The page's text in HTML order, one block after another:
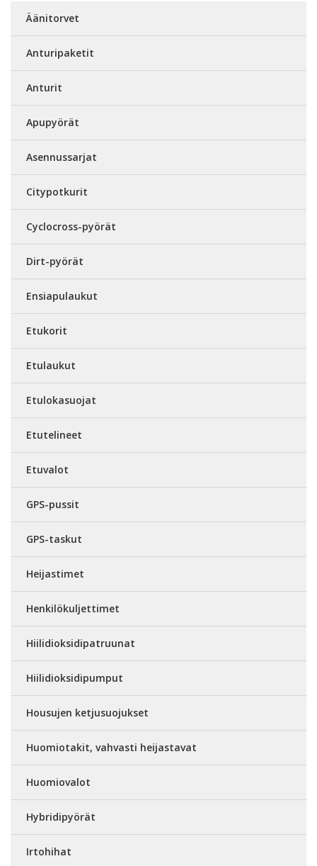
Äänitorvet
Anturipaketit
Anturit
Apupyörät
Asennussarjat
Citypotkurit
Cyclocross-pyörät
Dirt-pyörät
Ensiapulaukut
Etukorit
Etulaukut
Etulokasuojat
Etutelineet
Etuvalot
GPS-pussit
GPS-taskut
Heijastimet
Henkilökuljettimet
Hiilidioksidipatruunat
Hiilidioksidipumput
Housujen ketjusuojukset
Huomiotakit, vahvasti heijastavat
Huomiovalot
Hybridipyörät
Irtohihat